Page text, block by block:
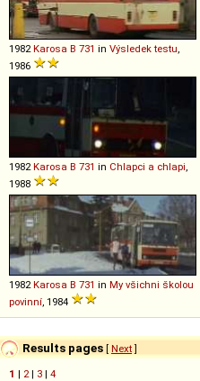
1982Karosa B 731 in Výsledek testu,
1986
1982Karosa B 731 in Chlapci a chlapi,
1988
1982Karosa B 731 in My všichni školou
povinní, 1984
Results pages [ Next]
1 | 2| 3 | 4